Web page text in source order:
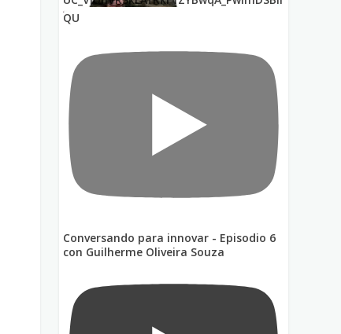
QU
Conversando para innovar - Episodio 6
con Guilherme Oliveira Souza